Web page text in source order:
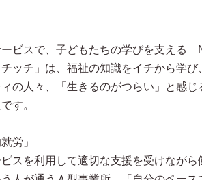
ビスで、子どもたちの学びを支える
ッチ」は、福祉の知識をイチから学
の人々、「生きるのがつらい」と感
す。
労」
スを利用して適切な支援を受けなが